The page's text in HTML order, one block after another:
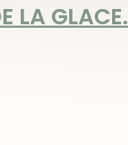
LA GLACE.